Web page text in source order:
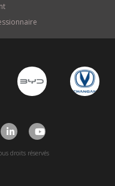
droits réservés